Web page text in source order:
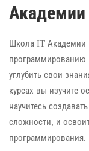
Академии
Школа IT Академии
программированию
углубить свои
курсах вы изучите
научитесь
сложности, и
программирования.